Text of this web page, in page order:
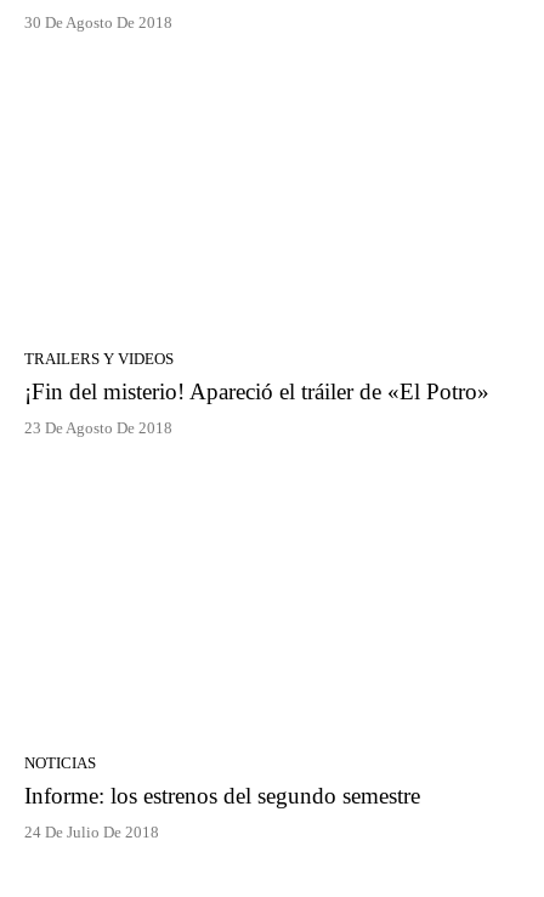
30 De Agosto De 2018
TRAILERS Y VIDEOS
¡Fin del misterio! Apareció el tráiler de «El Potro»
23 De Agosto De 2018
NOTICIAS
Informe: los estrenos del segundo semestre
24 De Julio De 2018